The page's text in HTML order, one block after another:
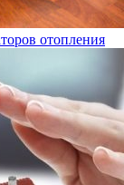
отопления